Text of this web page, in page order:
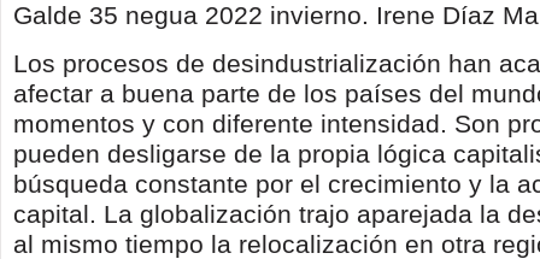
Galde 35 negua 2022 invierno. Irene Díaz
Los procesos de desindustrialización han
afectar a buena parte de los países del
momentos y con diferente intensidad. Son
pueden desligarse de la propia lógica
búsqueda constante por el crecimiento y la
capital. La globalización trajo aparejada la
al mismo tiempo la relocalización en otra